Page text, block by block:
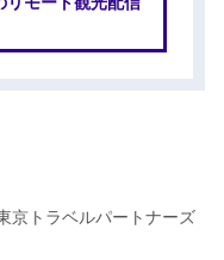
京トラベルパートナーズ